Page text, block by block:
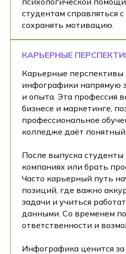
студентам справляться
сохранять мотивацию.
КАРЬЕРНЫЕ
Карьерные перспективы
инфографики напрямую
и опыта. Эта профессия
бизнесе и маркетинге,
профессиональное
колледже даёт понятный
После выпуска студенты
компаниях или брать
Часто карьерный путь
позиций, где важно
задачи и учиться
данными. Со временем
ответственности и
Инфографика ценится за